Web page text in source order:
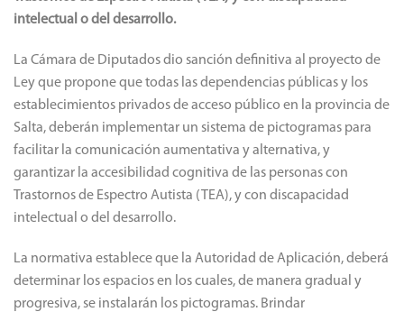
intelectual o del desarrollo.
La Cámara de Diputados dio sanción definitiva al proyecto de
Ley que propone que todas las dependencias públicas y los
establecimientos privados de acceso público en la provincia de
Salta, deberán implementar un sistema de pictogramas para
facilitar la comunicación aumentativa y alternativa, y
garantizar la accesibilidad cognitiva de las personas con
Trastornos de Espectro Autista (TEA), y con discapacidad
intelectual o del desarrollo.
La normativa establece que la Autoridad de Aplicación, deberá
determinar los espacios en los cuales, de manera gradual y
progresiva, se instalarán los pictogramas. Brindar